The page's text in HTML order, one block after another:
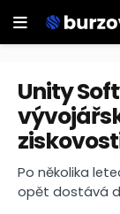
Unity
Po několika
opět dostává